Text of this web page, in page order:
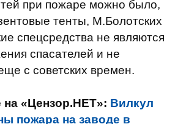
при пожаре можно было,
тенты, М.Болотских
спецсредства не являются
спасателей и не
с советских времен.
на «Цензор.НЕТ»: Вилкул
пожара на заводе в